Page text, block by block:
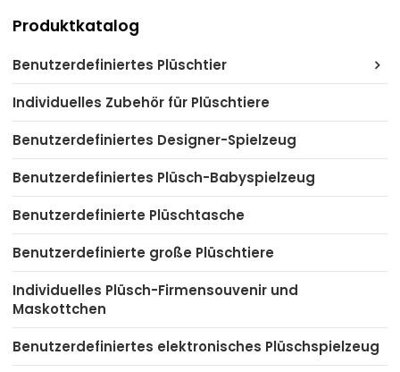
Produktkatalog
Benutzerdefiniertes Plüschtier
Individuelles Zubehör für Plüschtiere
Benutzerdefiniertes Designer-Spielzeug
Benutzerdefiniertes Plüsch-Babyspielzeug
Benutzerdefinierte Plüschtasche
Benutzerdefinierte große Plüschtiere
Individuelles Plüsch-Firmensouvenir und
Maskottchen
Benutzerdefiniertes elektronisches Plüschspielzeug